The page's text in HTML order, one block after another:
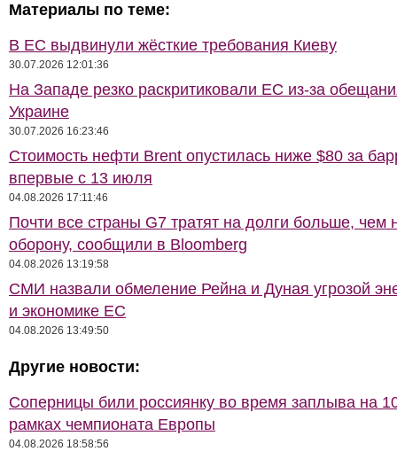
Материалы по теме:
В ЕС выдвинули жёсткие требования Киеву
30.07.2026 12:01:36
На Западе резко раскритиковали ЕС из-за
Украине
30.07.2026 16:23:46
Стоимость нефти Brent опустилась ниже $80 за
впервые с 13 июля
04.08.2026 17:11:46
Почти все страны G7 тратят на долги больше, чем
оборону, сообщили в Bloomberg
04.08.2026 13:19:58
СМИ назвали обмеление Рейна и Дуная угрозой
и экономике ЕС
04.08.2026 13:49:50
Другие новости:
Соперницы били россиянку во время заплыва на
рамках чемпионата Европы
04.08.2026 18:58:56